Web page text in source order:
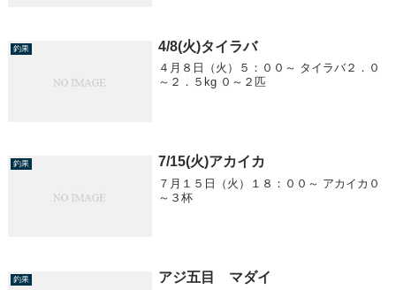
釣果 4/8(火)タイラバ
４月８日（火）５：００～ タイラバ２．０
～２．５kg ０～２匹
釣果 7/15(火)アカイカ
７月１５日（火）１８：００～ アカイカ０
～３杯
釣果 アジ五目 マダイ